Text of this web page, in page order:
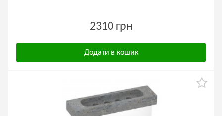
2310 грн
Додати в кошик